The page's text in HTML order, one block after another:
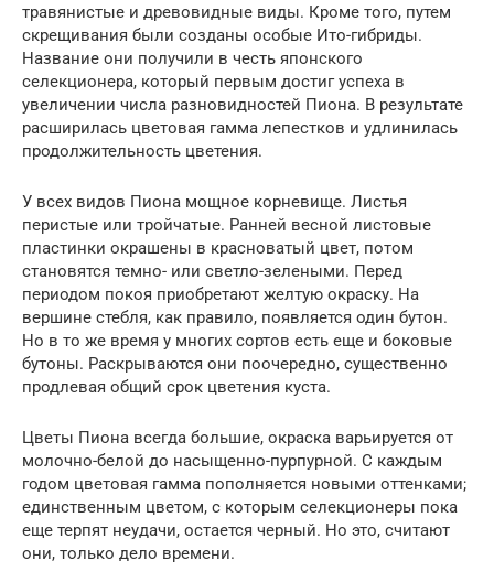
травянистые и древовидные виды. Кроме того, путем
скрещивания были созданы особые Ито-гибриды.
Название они получили в честь японского
селекционера, который первым достиг успеха в
увеличении числа разновидностей Пиона. В результате
расширилась цветовая гамма лепестков и удлинилась
продолжительность цветения.
У всех видов Пиона мощное корневище. Листья
перистые или тройчатые. Ранней весной листовые
пластинки окрашены в красноватый цвет, потом
становятся темно- или светло-зелеными. Перед
периодом покоя приобретают желтую окраску. На
вершине стебля, как правило, появляется один бутон.
Но в то же время у многих сортов есть еще и боковые
бутоны. Раскрываются они поочередно, существенно
продлевая общий срок цветения куста.
Цветы Пиона всегда большие, окраска варьируется от
молочно-белой до насыщенно-пурпурной. С каждым
годом цветовая гамма пополняется новыми оттенками;
единственным цветом, с которым селекционеры пока
еще терпят неудачи, остается черный. Но это, считают
они, только дело времени.